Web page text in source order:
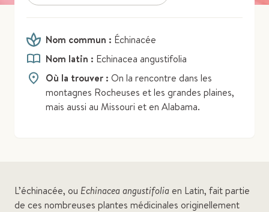
Nom commun : Échinacée
Nom latin : Echinacea angustifolia
Où la trouver : On la rencontre dans les
montagnes Rocheuses et les grandes plaines,
mais aussi au Missouri et en Alabama.
L’échinacée, ou Echinacea angustifolia en Latin, fait partie
de ces nombreuses plantes médicinales originellement